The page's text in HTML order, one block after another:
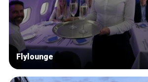
Flylounge